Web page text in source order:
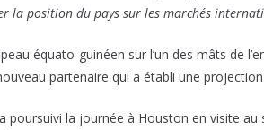
la position du pays sur les marchés
équato-guinéen sur l’un des mâts de
partenaire qui a établi une
poursuivi la journée à Houston en visite